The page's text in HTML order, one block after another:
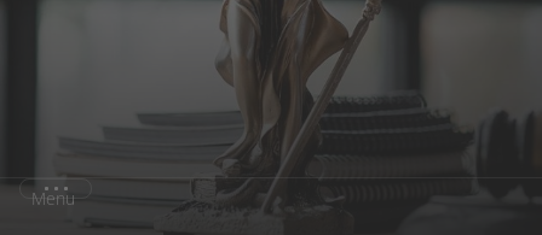
Menu